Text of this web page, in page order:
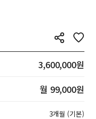
3,600,000원
월 99,000원
3개월 (기본)